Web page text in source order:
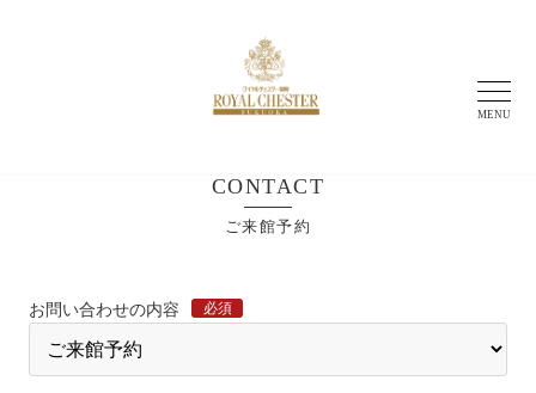
MENU
CONTACT
ご来館予約
お問い合わせの内容 必須